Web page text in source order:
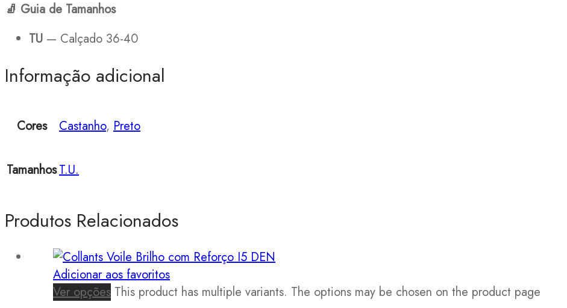
🧦 Guia de Tamanhos
TU — Calçado 36-40
Informação adicional
Cores Castanho, Preto
TamanhosT.U.
Produtos Relacionados
Adicionar aos favoritos
Ver opções This product has multiple variants. The options may be chosen on the product page